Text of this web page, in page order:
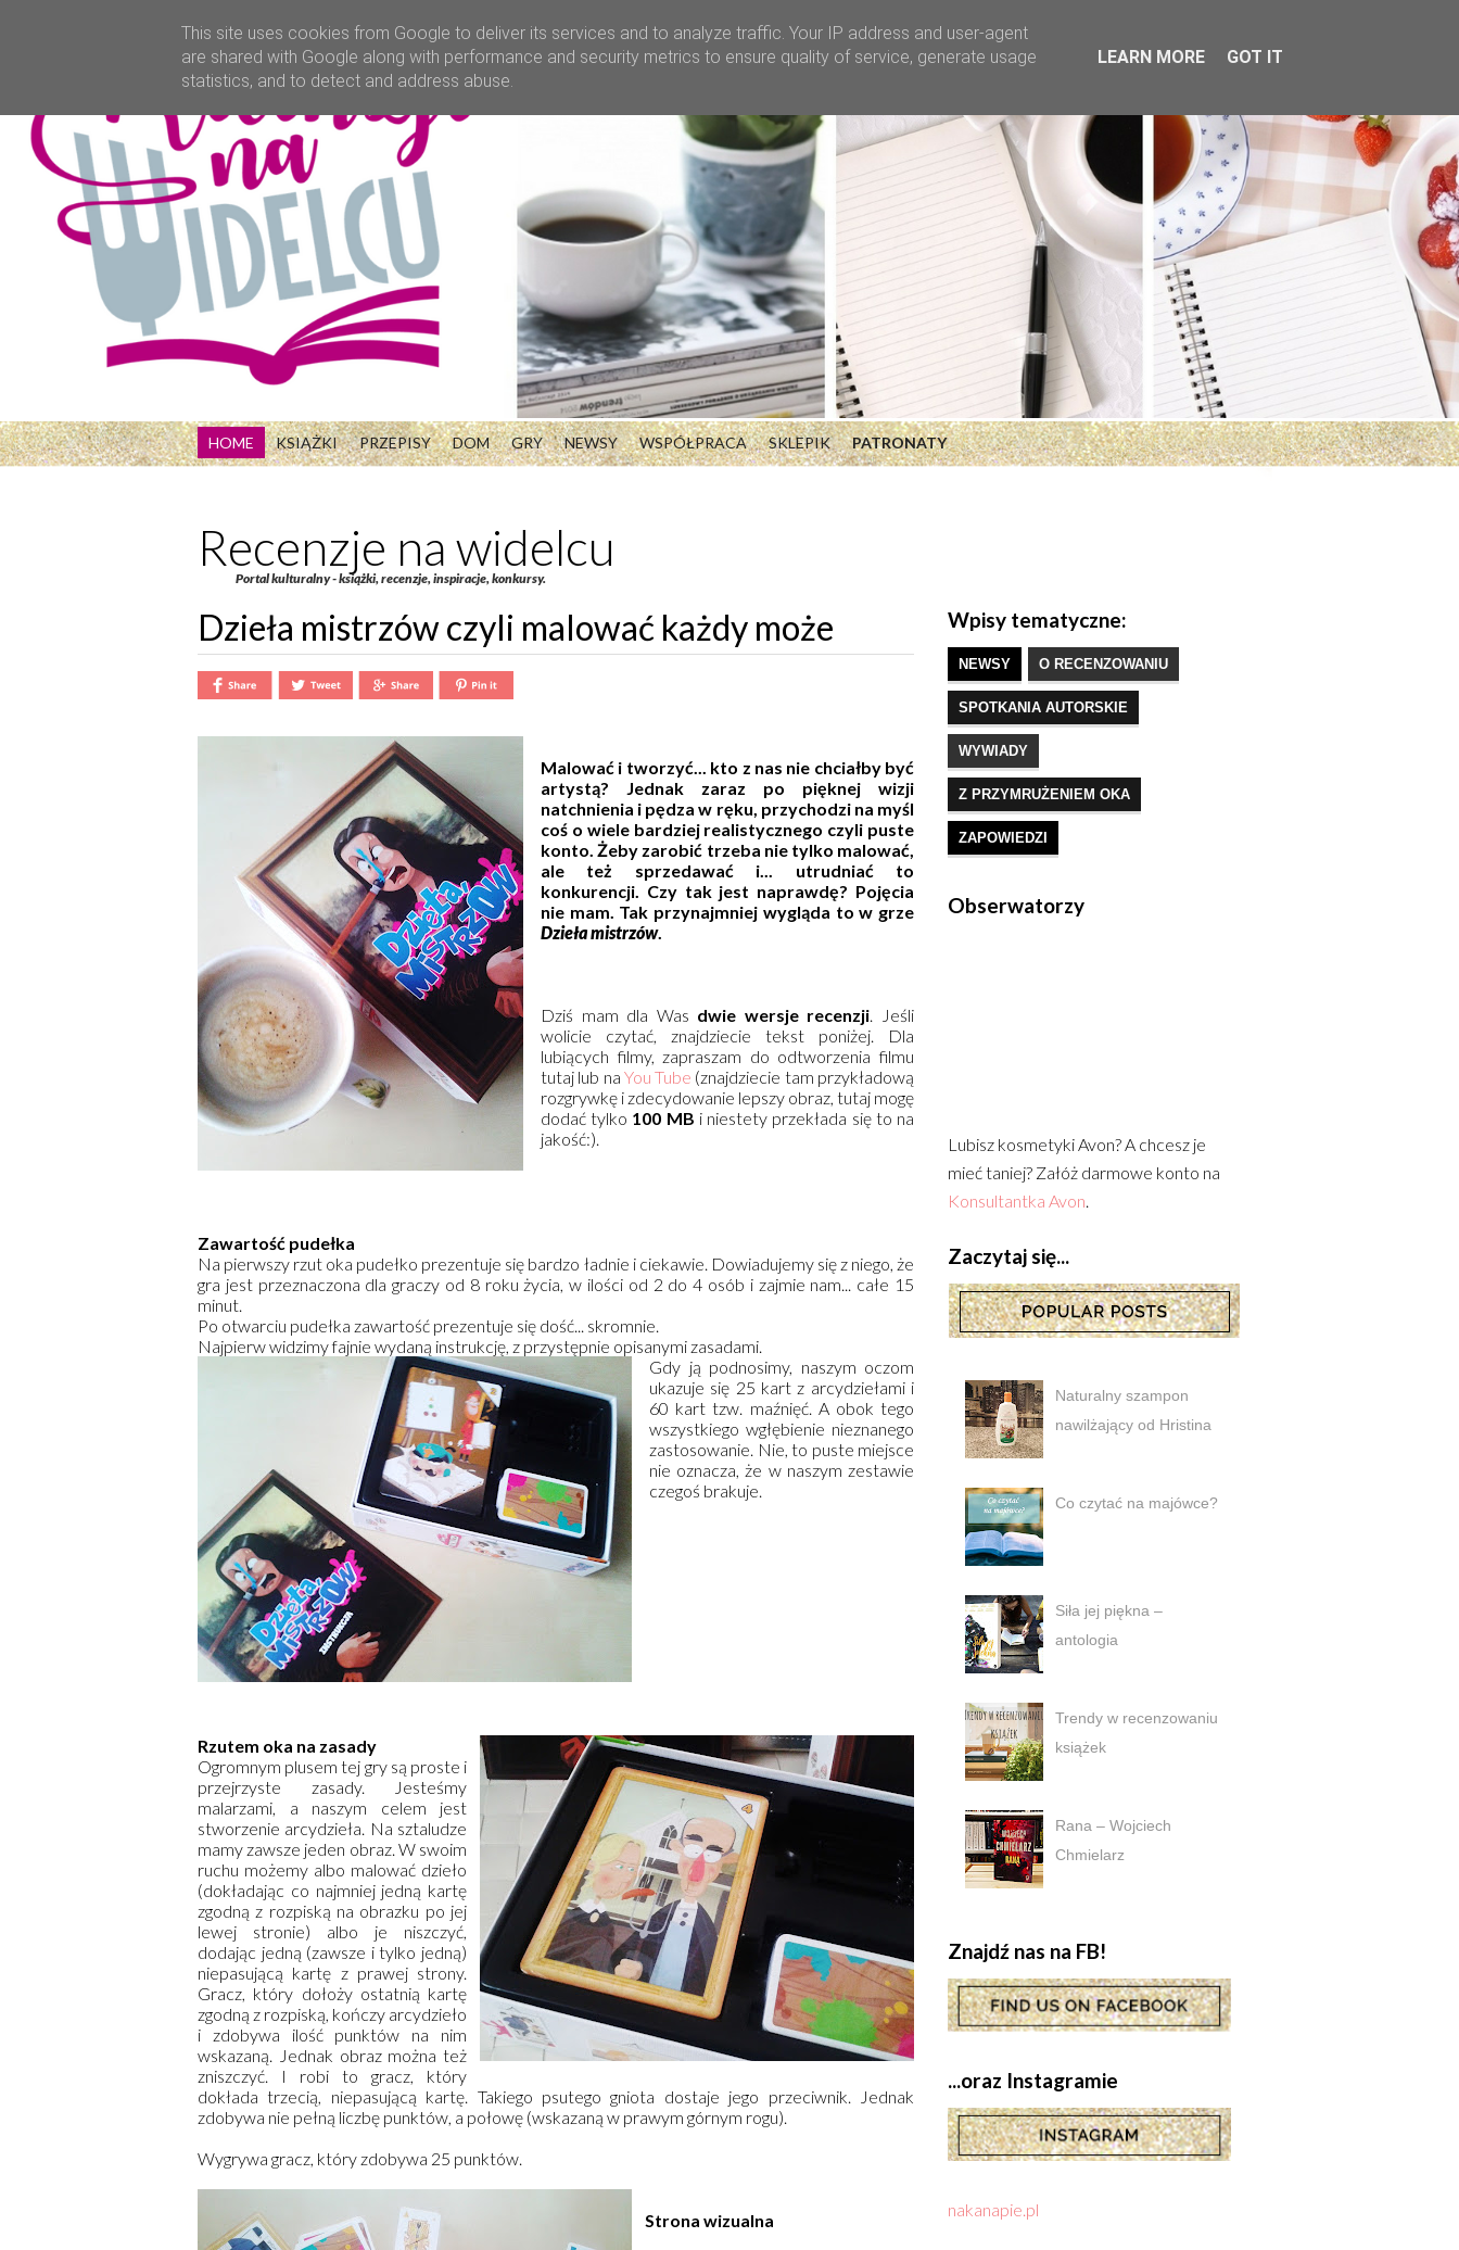
HOME KSIĄŻKI PRZEPISY DOM GRY NEWSY WSPÓŁPRACA SKLEPIK PATRONATY
Recenzje na widelcu
Portal kulturalny - książki, recenzje, inspiracje, konkursy.
Dzieła mistrzów czyli malować każdy może
Malować i tworzyć... kto z nas nie chciałby być
artystą? Jednak zaraz po pięknej wizji
natchnienia i pędza w ręku, przychodzi na myśl
coś o wiele bardziej realistycznego czyli puste
konto. Żeby zarobić trzeba nie tylko malować,
ale też sprzedawać i... utrudniać to
konkurencji. Czy tak jest naprawdę? Pojęcia
nie mam. Tak przynajmniej wygląda to w grze
Dzieła mistrzów.
Dziś mam dla Was dwie wersje recenzji. Jeśli
wolicie czytać, znajdziecie tekst poniżej. Dla
lubiących filmy, zapraszam do odtworzenia filmu
tutaj lub na You Tube (znajdziecie tam przykładową
rozgrywkę i zdecydowanie lepszy obraz, tutaj mogę
dodać tylko 100 MB i niestety przekłada się to na
jakość:).
Zawartość pudełka
Na pierwszy rzut oka pudełko prezentuje się bardzo ładnie i ciekawie. Dowiadujemy się z niego, że
gra jest przeznaczona dla graczy od 8 roku życia, w ilości od 2 do 4 osób i zajmie nam... całe 15
minut.
Po otwarciu pudełka zawartość prezentuje się dość... skromnie.
Najpierw widzimy fajnie wydaną instrukcję, z przystępnie opisanymi zasadami.
Gdy ją podnosimy, naszym oczom
ukazuje się 25 kart z arcydziełami i
60 kart tzw. maźnięć. A obok tego
wszystkiego wgłębienie nieznanego
zastosowanie. Nie, to puste miejsce
nie oznacza, że w naszym zestawie
czegoś brakuje.
Rzutem oka na zasady
Ogromnym plusem tej gry są proste i
przejrzyste zasady. Jesteśmy
malarzami, a naszym celem jest
stworzenie arcydzieła. Na sztaludze
mamy zawsze jeden obraz. W swoim
ruchu możemy albo malować dzieło
(dokładając co najmniej jedną kartę
zgodną z rozpiską na obrazku po jej
lewej stronie) albo je niszczyć,
dodając jedną (zawsze i tylko jedną)
niepasującą kartę z prawej strony.
Gracz, który dołoży ostatnią kartę
zgodną z rozpiską, kończy arcydzieło
i zdobywa ilość punktów na nim
wskazaną. Jednak obraz można też
zniszczyć. I robi to gracz, który
dokłada trzecią, niepasującą kartę. Takiego psutego gniota dostaje jego przeciwnik. Jednak
zdobywa nie pełną liczbę punktów, a połowę (wskazaną w prawym górnym rogu).
Wygrywa gracz, który zdobywa 25 punktów.
Strona wizualna
Wpisy tematyczne:
NEWSY O RECENZOWANIU
SPOTKANIA AUTORSKIE
WYWIADY
Z PRZYMRUŻENIEM OKA
ZAPOWIEDZI
Obserwatorzy
Lubisz kosmetyki Avon? A chcesz je
mieć taniej? Załóż darmowe konto na
Konsultantka Avon.
Zaczytaj się...
Naturalny szampon
nawilżający od Hristina
Co czytać na majówce?
Siła jej piękna –
antologia
Trendy w recenzowaniu
książek
Rana – Wojciech
Chmielarz
Znajdź nas na FB!
...oraz Instagramie
nakanapie.pl
This site uses cookies from Google to deliver its services and to analyze traffic. Your IP address and user-agent
are shared with Google along with performance and security metrics to ensure quality of service, generate usage
statistics, and to detect and address abuse.
LEARN MORE GOT IT